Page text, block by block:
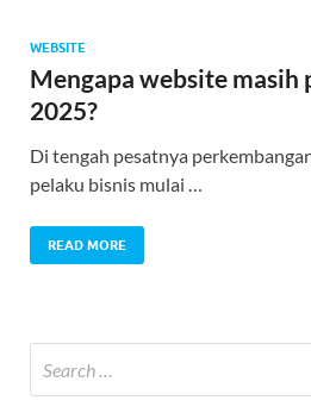
WEBSITE
Mengapa website masih
2025?
Di tengah pesatnya
pelaku bisnis mulai …
READ MORE